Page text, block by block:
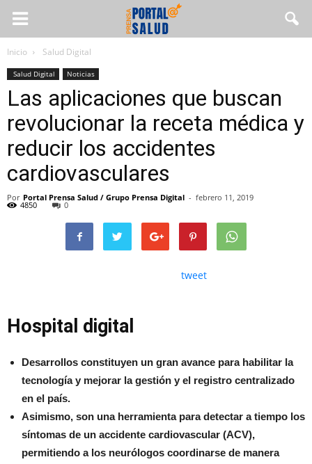
Inicio Salud Digital
Salud Digital Noticias
Las aplicaciones que buscan
revolucionar la receta médica y
reducir los accidentes
cardiovasculares
Por Portal Prensa Salud / Grupo Prensa Digital - febrero 11, 2019
4850 0
tweet
Hospital digital
Desarrollos constituyen un gran avance para habilitar la
tecnología y mejorar la gestión y el registro centralizado
en el país.
Asimismo, son una herramienta para detectar a tiempo los
síntomas de un accidente cardiovascular (ACV),
permitiendo a los neurólogos coordinarse de manera